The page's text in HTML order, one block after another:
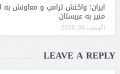
ایران؛ واکنش ترامپ و معاونش به
منیر به عربستان
آگوست 06, 2026
LEAVE A REPLY